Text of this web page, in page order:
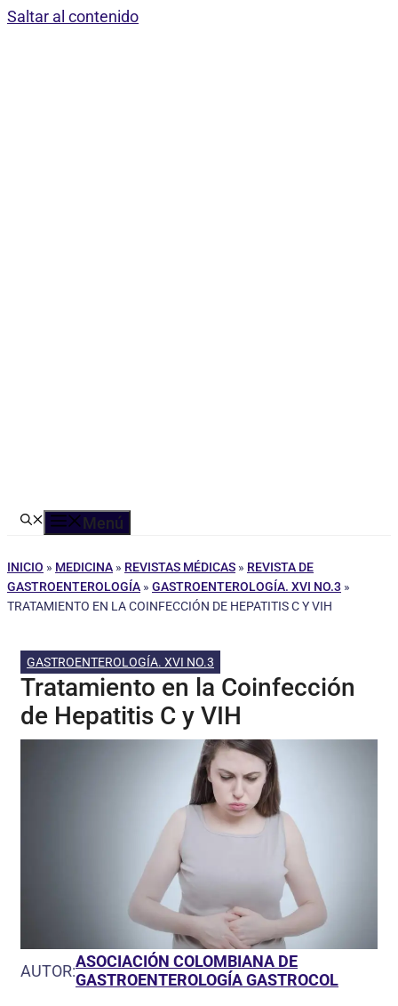
Saltar al contenido
Menú
INICIO » MEDICINA » REVISTAS MÉDICAS » REVISTA DE
GASTROENTEROLOGÍA » GASTROENTEROLOGÍA. XVI NO.3 »
TRATAMIENTO EN LA COINFECCIÓN DE HEPATITIS C Y VIH
GASTROENTEROLOGÍA. XVI NO.3
Tratamiento en la Coinfección
de Hepatitis C y VIH
AUTOR:ASOCIACIÓN COLOMBIANA DE
GASTROENTEROLOGÍA GASTROCOL